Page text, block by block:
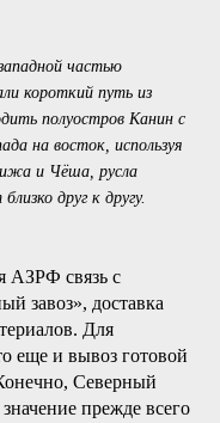
них запад и восток
понимался как
реке Таз, примерно в 200
по нижнему
о том, когда русским
является самым
Руси, а также
недостаточна для
проникновения
частью